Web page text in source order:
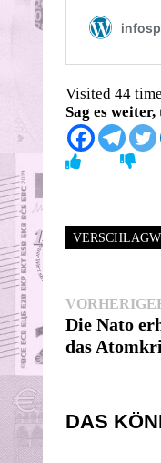
Visited 44
Sag es weiter,
Die Nato
das
DAS